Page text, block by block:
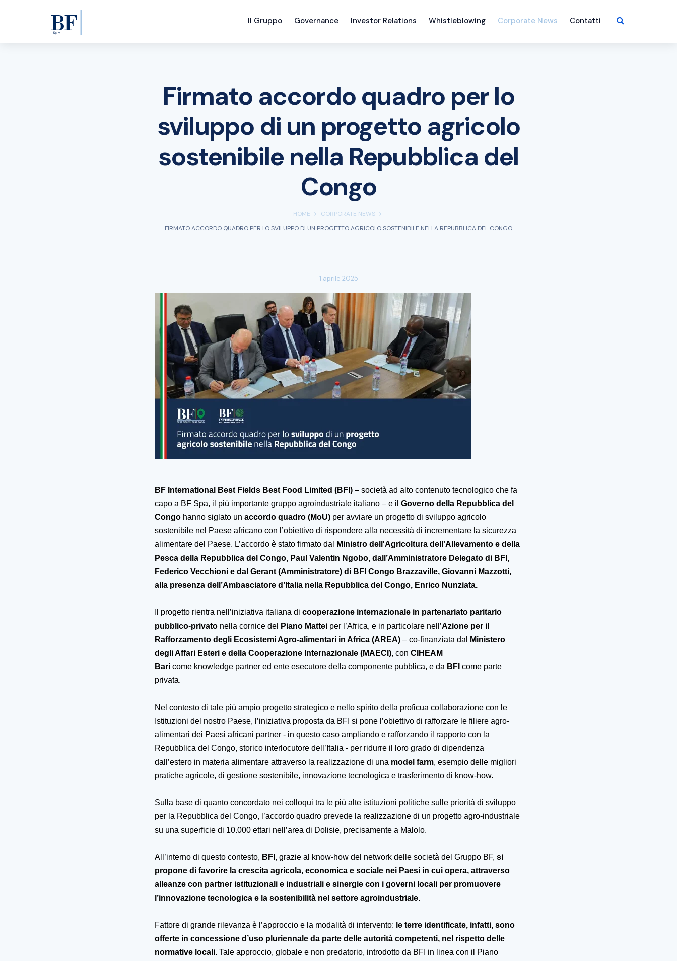
Il Gruppo Governance Investor Relations Whistleblowing Corporate News Contatti
Firmato accordo quadro per lo
sviluppo di un progetto agricolo
sostenibile nella Repubblica del
Congo
HOME
CORPORATE NEWS
FIRMATO ACCORDO QUADRO PER LO SVILUPPO DI UN PROGETTO AGRICOLO SOSTENIBILE NELLA REPUBBLICA DEL CONGO
1 aprile 2025
BF International Best Fields Best Food Limited (BFI) – società ad alto contenuto tecnologico che fa
capo a BF Spa, il più importante gruppo agroindustriale italiano – e il Governo della Repubblica del
Congo hanno siglato un accordo quadro (MoU) per avviare un progetto di sviluppo agricolo
sostenibile nel Paese africano con l’obiettivo di rispondere alla necessità di incrementare la sicurezza
alimentare del Paese. L’accordo è stato firmato dal
Ministro dell'Agricoltura dell'Allevamento e della
Pesca della Repubblica del Congo, Paul Valentin Ngobo, dall’Amministratore Delegato di BFI,
Federico Vecchioni e dal Gerant (Amministratore) di BFI Congo Brazzaville, Giovanni Mazzotti,
alla presenza dell’Ambasciatore d’Italia nella Repubblica del Congo, Enrico Nunziata.
Il progetto rientra nell’iniziativa italiana di cooperazione internazionale in partenariato paritario
pubblico-privato nella cornice del Piano Mattei per l’Africa, e in particolare nell’Azione per il
Rafforzamento degli Ecosistemi Agro-alimentari in Africa (AREA) – co-finanziata dal
Ministero
degli Affari Esteri e della Cooperazione Internazionale (MAECI), con CIHEAM
Bari come knowledge partner ed ente esecutore della componente pubblica, e da BFI come parte
privata.
Nel contesto di tale più ampio progetto strategico e nello spirito della proficua collaborazione con le
Istituzioni del nostro Paese, l’iniziativa proposta da BFI si pone l’obiettivo di rafforzare le filiere agro-
alimentari dei Paesi africani partner - in questo caso ampliando e rafforzando il rapporto con la
Repubblica del Congo, storico interlocutore dell’Italia - per ridurre il loro grado di dipendenza
dall’estero in materia alimentare attraverso la realizzazione di una model farm, esempio delle migliori
pratiche agricole, di gestione sostenibile, innovazione tecnologica e trasferimento di know-how.
Sulla base di quanto concordato nei colloqui tra le più alte istituzioni politiche sulle priorità di sviluppo
per la Repubblica del Congo, l’accordo quadro prevede la realizzazione di un progetto agro-industriale
su una superficie di 10.000 ettari nell’area di Dolisie, precisamente a Malolo.
All’interno di questo contesto, BFI , grazie al know-how del network delle società del Gruppo BF, si
propone di favorire la crescita agricola, economica e sociale nei Paesi in cui opera, attraverso
alleanze con partner istituzionali e industriali e sinergie con i governi locali per promuovere
l’innovazione tecnologica e la sostenibilità nel settore agroindustriale.
Fattore di grande rilevanza è l’approccio e la modalità di intervento: le terre identificate, infatti, sono
offerte in concessione d’uso pluriennale da parte delle autorità competenti, nel rispetto delle
normative locali. Tale approccio, globale e non predatorio, introdotto da BFI in linea con il Piano